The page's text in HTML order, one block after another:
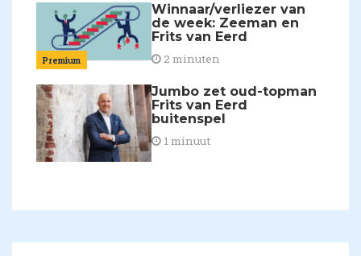
Premium
Winnaar/verliezer van
de week: Zeeman en
Frits van Eerd
2 minuten
Jumbo zet oud-topman
Frits van Eerd
buitenspel
1 minuut